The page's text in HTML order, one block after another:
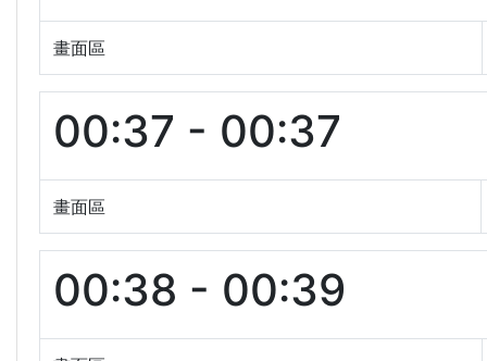
畫面區
00:37 - 00:37
畫面區
00:38 - 00:39